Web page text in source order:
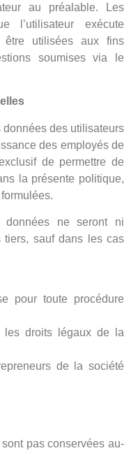
au préalable. Les
l’utilisateur exécute
être utilisées aux fins
soumises via le
des utilisateurs
des employés de
de permettre de
la présente politique,
ne seront ni
tiers, sauf dans les cas
pour toute procédure
les droits légaux de la
de la société
pas conservées au-